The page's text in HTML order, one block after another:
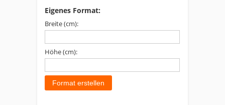
Eigenes Format:
Breite (cm):
Höhe (cm):
Format erstellen